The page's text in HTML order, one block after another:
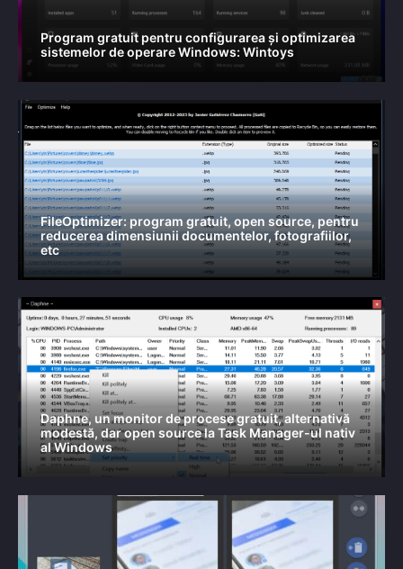
Program gratuit pentru configurarea și optimizarea
sistemelor de operare Windows: Wintoys
FileOptimizer: program gratuit, open source, pentru
reducerea dimensiunii documentelor, fotografiilor,
etc
Daphne, un monitor de procese gratuit, alternativă
modestă, dar open source la Task Manager-ul nativ
al Windows